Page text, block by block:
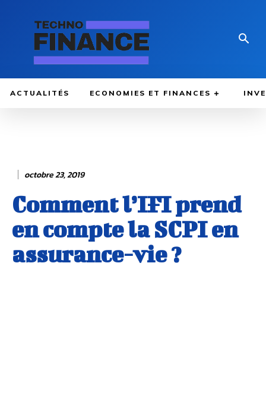
ACTUALITÉS ECONOMIES ET FINANCES
octobre 23, 2019
Comment l’IFI prend
en compte la SCPI en
assurance-vie ?